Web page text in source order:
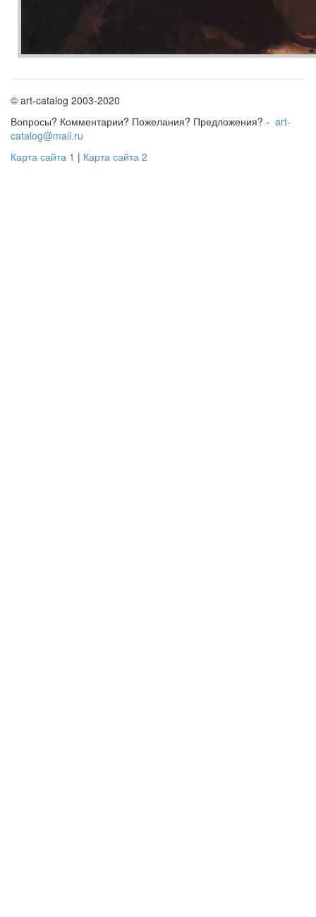
© art-catalog 2003-2020
Вопросы? Комментарии? Пожелания? Предложения? - art-
catalog@mail.ru
Карта сайта 1 | Карта сайта 2